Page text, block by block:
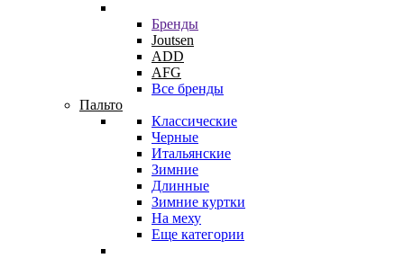
Бренды
Joutsen
ADD
AFG
Все бренды
Пальто
Классические
Черные
Итальянские
Зимние
Длинные
Зимние куртки
На меху
Еще категории